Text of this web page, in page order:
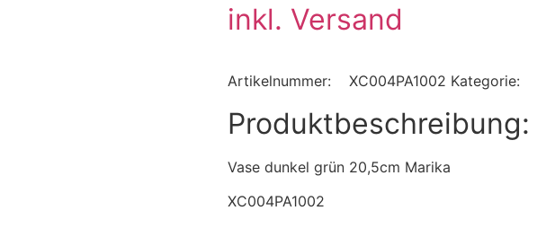
inkl. Versand
Artikelnummer: XC004PA1002 Kategorie:
Produktbeschreibung:
Vase dunkel grün 20,5cm Marika
XC004PA1002